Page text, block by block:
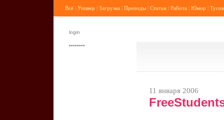
Всё | Универ | Загрузка | Преподы | Статьи | Работа | Юмор |
11 января 2006